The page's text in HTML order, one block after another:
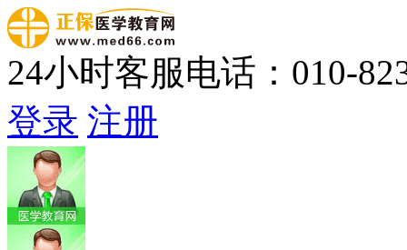
24小时客服电话：010-
登录 注册